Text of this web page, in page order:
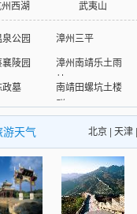
西湖 武夷山
公园 漳州三平
陵园
漳州南靖乐土雨
林
政墓
南靖田螺坑土楼
群
北京 天津
游天气